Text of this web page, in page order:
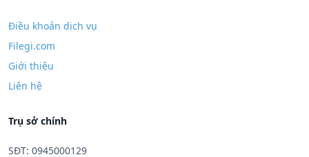
Điều khoản dịch vụ
Filegi.com
Giới thiệu
Liên hệ
Trụ sở chính
SĐT: 0945000129